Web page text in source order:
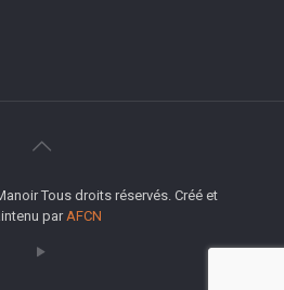
Tous droits réservés. Créé et
par AFCN